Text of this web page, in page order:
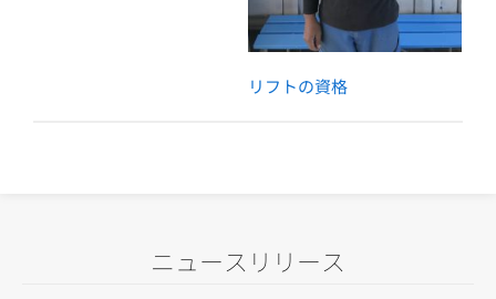
リフトの資格
ニュースリリース